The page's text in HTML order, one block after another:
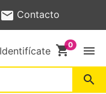
Contacto
Identifícate shopping_cart menu
search